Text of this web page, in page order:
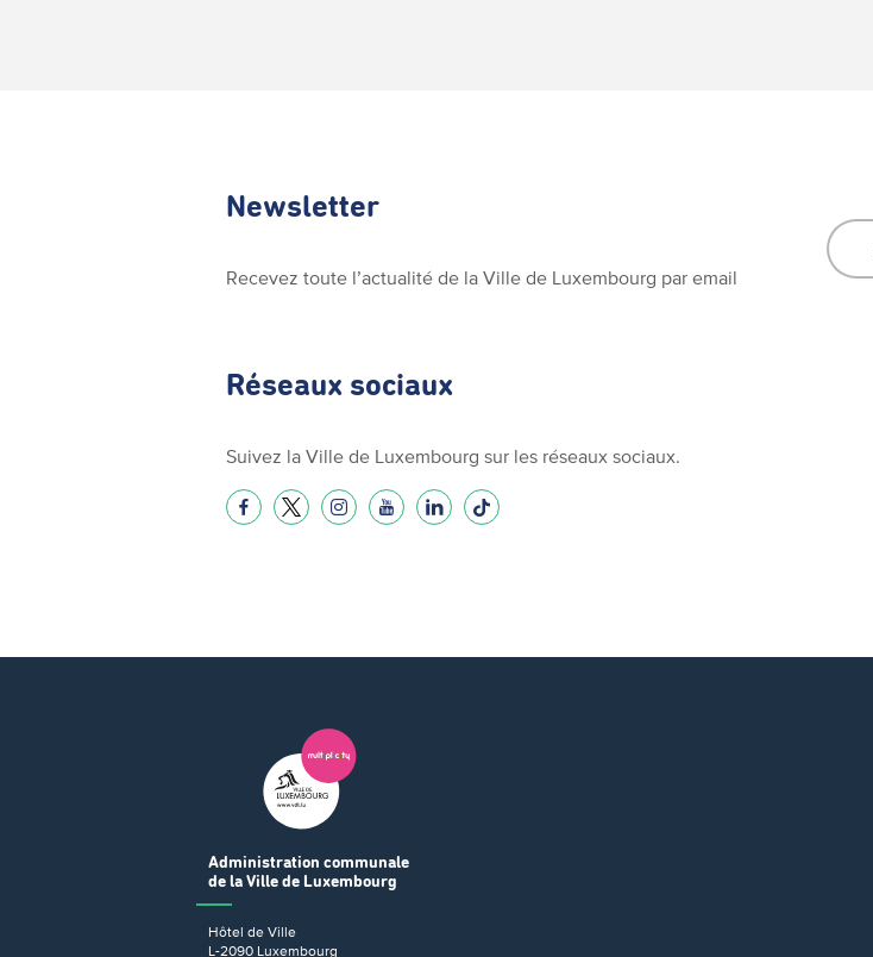
Newsletter
Recevez toute l’actualité de la Ville de Luxembourg par email
Réseaux sociaux
Suivez la Ville de Luxembourg sur les réseaux sociaux.
Administration communale
de la Ville de Luxembourg
Hôtel de Ville
L-2090 Luxembourg